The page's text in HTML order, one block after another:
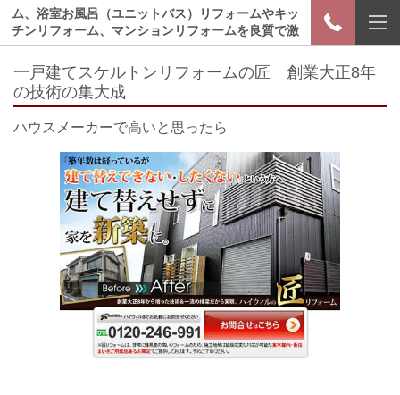
ム、浴室お風呂（ユニットバス）リフォームやキッ
チンリフォーム、マンションリフォームを良質で激
安価格費用でおさめる方法
一戸建てスケルトンリフォームの匠 創業大正8年
の技術の集大成
ハウスメーカーで高いと思ったら